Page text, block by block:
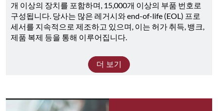
개 이상의 장치를 포함하며, 15,000개 이상의 부품 번호로
구성됩니다. 당사는 많은 레거시와 end-of-life (EOL) 프로
세서를 지속적으로 제조하고 있으며, 이는 허가 취득, 뱅크,
제품 복제 등을 통해 이루어집니다.
더 보기